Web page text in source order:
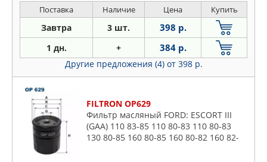
Поставка Наличие Цена Купить
Завтра 3 шт. 398 р.
1 дн. + 384 р.
Другие предложения (4) от 398 р.
FILTRON OP629
Фильтр масляный FORD: ESCORT III
(GAA) 110 83-85 110 80-83 110 80-83
130 80-85 160 80-85 160 80-82 160 82-